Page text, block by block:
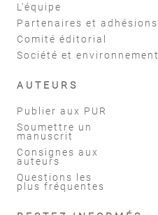
L'équipe
Partenaires et adhésions
Comité éditorial
Société et environnement
AUTEURS
Publier aux PUR
Soumettre un
manuscrit
Consignes aux
auteurs
Questions les
plus fréquentes